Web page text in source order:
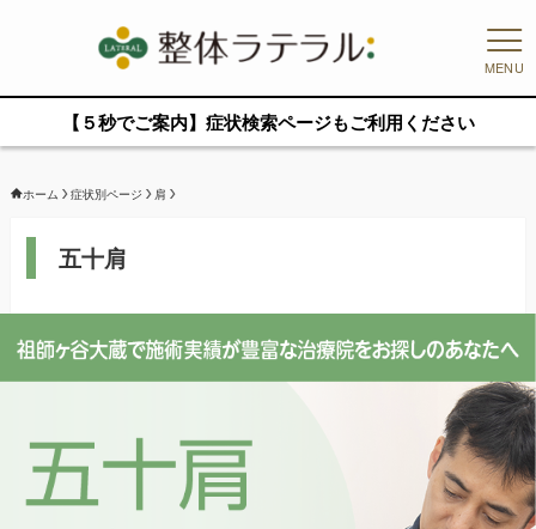
MENU
【５秒でご案内】症状検索ページもご利用ください
ホーム 症状別ページ 肩
五十肩